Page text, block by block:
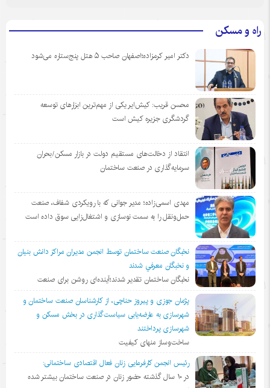
راه و مسکن
دکتر امیر کرمزاده؛اصفهان صاحب ۵ هتل پنج‌ستاره می‌شود
محسن قریب: کیش‌ایر یکی از مهم‌ترین ابزارهای توسعه
گردشگری جزیره کیش است
انتقاد از دخالت‌های مستقیم دولت در بازار مسکن/بحران
سرمایه‌گذاری در صنعت ساختمان
مهدی اسمی‌زاده؛ مدیر جوانی که با رویکردی شفاف، صنعت
حمل‌ونقل را به سمت نوسازی و اشتغال‌زایی سوق داده است
نخبگان صنعت ساختمان توسط انجمن مديران مراكز دانش بنيان
و نخبگان معرفي شدند
نخبگان ساختمان تقدیر شدند؛آینده‌ای روشن برای صنعت
پژمان جوزی و پیروز حناچی، از کارشناسان صنعت ساختمان و
شهرسازی به عارضه‌یابی سیاست‌گذاری در بخش مسکن و
شهرسازی پرداختند
ساخت‌وساز منهای کیفیت
رئیس انجمن کارفرمایی زنان فعال اقتصادی ساختمانی:
در ١٠ سال گذشته حضور زنان در صنعت ساختمان بیشتر شده